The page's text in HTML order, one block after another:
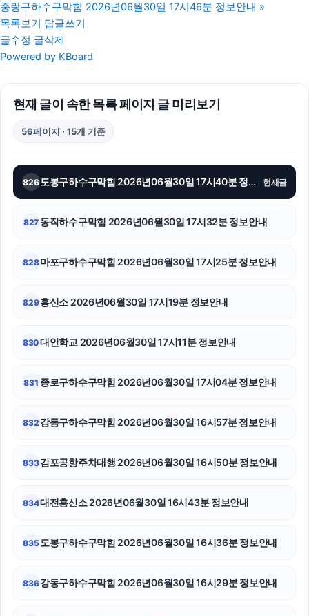
용인상간소송변호사
트립닷컴할인코드
광진하수구막힘
대전이혼전문변호사
부천이혼전문변호사
용인흥신소
동대문하수구막힘
서초구하수구막힘
흥신소
중랑구하수구막힘 2026년06월30일 17시46분 정보안내 »
목록보기 답글쓰기
글수정 글삭제
Powered by KBoard
현재 글이 속한 목록 페이지 글 미리보기
56페이지 · 15개 기준
826 도봉구하수구막힘 2026년06월30일 17시40분 정보안내 현재글
827 동작하수구막힘 2026년06월30일 17시32분 정보안내
828마포구하수구막힘 2026년06월30일 17시25분 정보안내
829흥신소 2026년06월30일 17시19분 정보안내
830대안학교 2026년06월30일 17시11분 정보안내
831 종로구하수구막힘 2026년06월30일 17시04분 정보안내
832 강동구하수구막힘 2026년06월30일 16시57분 정보안내
833김포공항주차대행 2026년06월30일 16시50분 정보안내
834대전흥신소 2026년06월30일 16시43분 정보안내
835 도봉구하수구막힘 2026년06월30일 16시36분 정보안내
836강동구하수구막힘 2026년06월30일 16시29분 정보안내